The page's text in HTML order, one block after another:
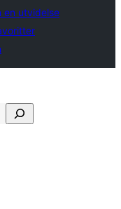
en utvidelse